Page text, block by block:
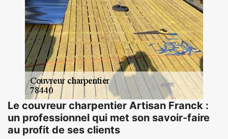
Le couvreur charpentier Artisan Franck :
un professionnel qui met son savoir-faire
au profit de ses clients